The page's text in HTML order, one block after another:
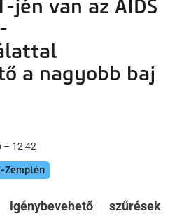
jén van az AIDS
a nagyobb baj
– 12:42
Zemplén
szűrések